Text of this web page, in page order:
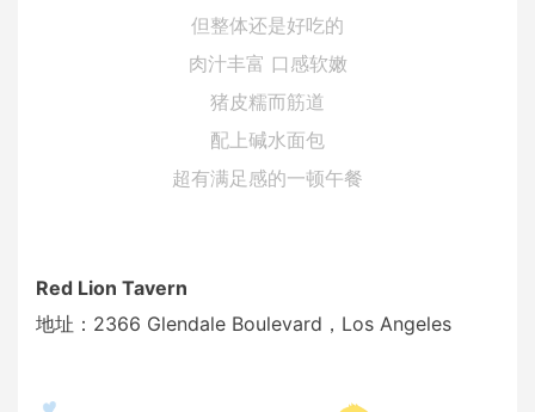
但整体还是好吃的
肉汁丰富 口感软嫩
猪皮糯而筋道
配上碱水面包
超有满足感的一顿午餐
Red Lion Tavern
地址：2366 Glendale Boulevard，Los Angeles